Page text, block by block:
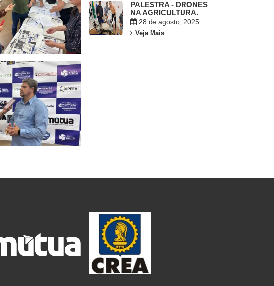
PALESTRA - DRONES
NA AGRICULTURA.
28 de agosto, 2025
Veja Mais